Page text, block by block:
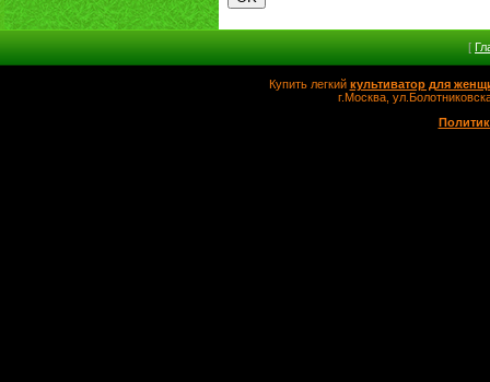
[
Купить легкий культиватор для
г.Москва,